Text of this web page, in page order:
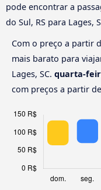
pode encontrar a
do Sul, RS para Lages,
Com o preço a partir
mais barato para
Lages, SC. quarta-
com preços a partir